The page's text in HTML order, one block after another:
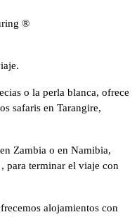
®
o la perla blanca, ofrece
safaris en Tarangire,
Zambia o en Namibia,
para terminar el viaje con
alojamientos con